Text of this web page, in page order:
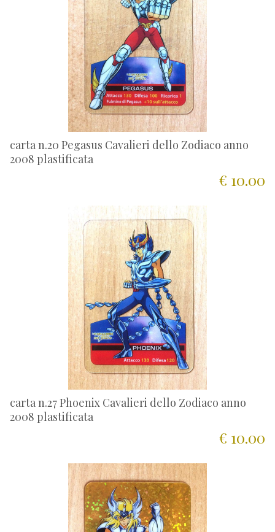
carta n.20 Pegasus Cavalieri dello Zodiaco anno
2008 plastificata
€ 10.00
carta n.27 Phoenix Cavalieri dello Zodiaco anno
2008 plastificata
€ 10.00